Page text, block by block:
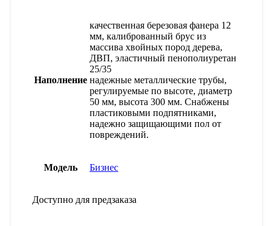
Наполнение
качественная березовая фанера 12
мм, калиброванный брус из
массива хвойных пород дерева,
ДВП, эластичный пенополиуретан
25/35
надежные металлические трубы,
регулируемые по высоте, диаметр
50 мм, высота 300 мм. Снабжены
пластиковыми подпятниками,
надежно защищающими пол от
повреждений.
Модель Бизнес
Доступно для предзаказа